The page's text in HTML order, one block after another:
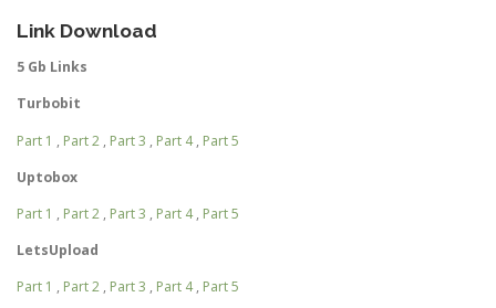
Link Download
5 Gb Links
Turbobit
Part 1 , Part 2 , Part 3 , Part 4, Part 5
Uptobox
Part 1 , Part 2 , Part 3 , Part 4, Part 5
LetsUpload
Part 1 , Part 2 , Part 3 , Part 4, Part 5